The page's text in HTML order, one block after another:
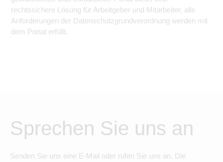
rechtssichere Lösung für Arbeitgeber und Mitarbeiter, alle
Anforderungen der Datenschutzgrundverordnung werden mit
dem Portal erfüllt.
Sprechen Sie uns an
Senden Sie uns eine E-Mail oder rufen Sie uns an. Die